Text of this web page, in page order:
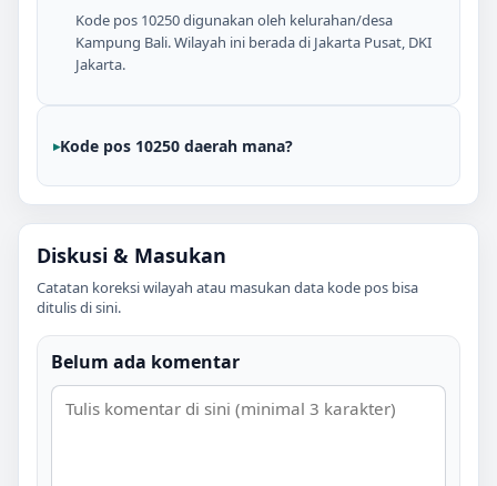
Kode pos 10250 digunakan oleh kelurahan/desa
Kampung Bali. Wilayah ini berada di Jakarta Pusat, DKI
Jakarta.
Kode pos 10250 daerah mana?
Diskusi & Masukan
Catatan koreksi wilayah atau masukan data kode pos bisa
ditulis di sini.
Belum ada komentar